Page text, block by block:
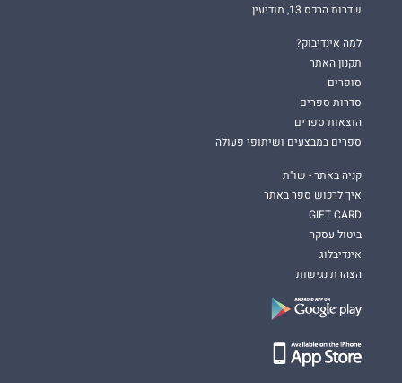
שדרות הרכס 13, מודיעין
למה אינדיבוק?
תקנון האתר
סופרים
סדרות ספרים
הוצאות ספרים
ספרים במבצעים ושיתופי פעולה
קניה באתר - שו"ת
איך לרכוש ספר באתר
GIFT CARD
ביטול עסקה
אינדיבלוג
הצהרת נגישות